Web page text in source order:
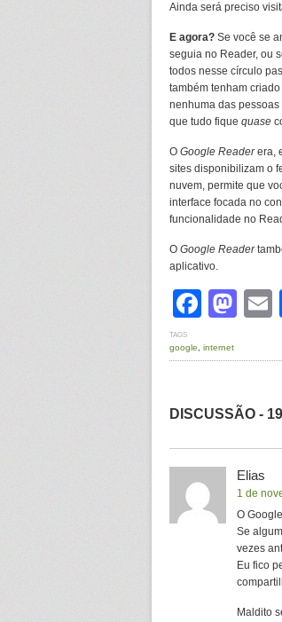
Ainda será preciso
E agora? Se você se
seguia no Reader, ou
todos nesse círculo
também tenham
nenhuma das
que tudo fique quase
O Google Readerera,
sites disponibilizam o
nuvem, permite que
interface focada no
funcionalidade no
O Google Reader
aplicativo.
TAGS
google internet
DISCUSSÃO -
Elias
1 de
O
Se
vezes
Eu fico
Maldito